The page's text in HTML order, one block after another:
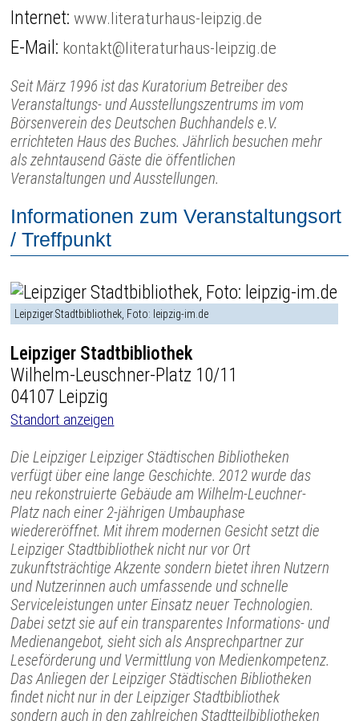
Internet:www.literaturhaus-leipzig.de
E-Mail: kontakt@literaturhaus-leipzig.de
Seit März 1996 ist das Kuratorium Betreiber des
Veranstaltungs- und Ausstellungszentrums im vom
Börsenverein des Deutschen Buchhandels e.V.
errichteten Haus des Buches. Jährlich besuchen mehr
als zehntausend Gäste die öffentlichen
Veranstaltungen und Ausstellungen.
Informationen zum Veranstaltungsort
/ Treffpunkt
Leipziger Stadtbibliothek, Foto: leipzig-im.de
Leipziger Stadtbibliothek
Wilhelm-Leuschner-Platz 10/11
04107 Leipzig
Standort anzeigen
Die Leipziger Leipziger Städtischen Bibliotheken
verfügt über eine lange Geschichte. 2012 wurde das
neu rekonstruierte Gebäude am Wilhelm-Leuchner-
Platz nach einer 2-jährigen Umbauphase
wiedereröffnet. Mit ihrem modernen Gesicht setzt die
Leipziger Stadtbibliothek nicht nur vor Ort
zukunftsträchtige Akzente sondern bietet ihren Nutzern
und Nutzerinnen auch umfassende und schnelle
Serviceleistungen unter Einsatz neuer Technologien.
Dabei setzt sie auf ein transparentes Informations- und
Medienangebot, sieht sich als Ansprechpartner zur
Leseförderung und Vermittlung von Medienkompetenz.
Das Anliegen der Leipziger Städtischen Bibliotheken
findet nicht nur in der Leipziger Stadtbibliothek
sondern auch in den zahlreichen Stadtteilbibliotheken